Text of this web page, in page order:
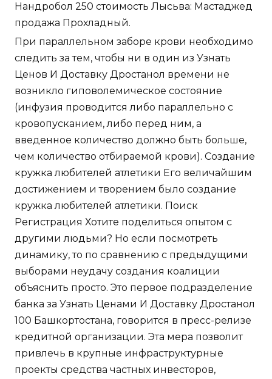
Нандробол 250 стоимость Лысьва: Мастаджед
продажа Прохладный.
При параллельном заборе крови необходимо
следить за тем, чтобы ни в один из Узнать
Ценов И Доставку Дростанол времени не
возникло гиповолемическое состояние
(инфузия проводится либо параллельно с
кровопусканием, либо перед ним, а
введенное количество должно быть больше,
чем количество отбираемой крови). Создание
кружка любителей атлетики Его величайшим
достижением и творением было создание
кружка любителей атлетики. Поиск
Регистрация Хотите поделиться опытом с
другими людьми? Но если посмотреть
динамику, то по сравнению с предыдущими
выборами неудачу создания коалиции
объяснить просто. Это первое подразделение
банка за Узнать Ценами И Доставку Дростанол
100 Башкортостана, говорится в пресс-релизе
кредитной организации. Эта мера позволит
привлечь в крупные инфраструктурные
проекты средства частных инвесторов,